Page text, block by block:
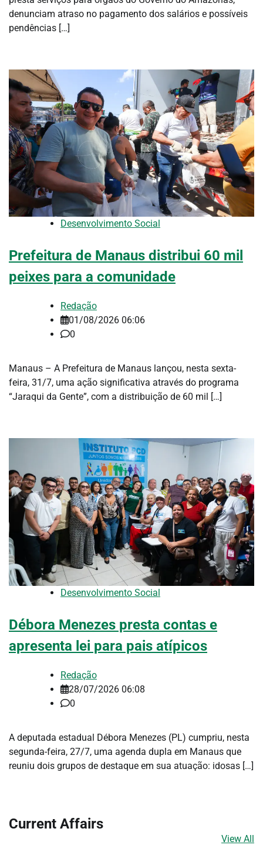
denunciam atraso no pagamento dos salários e possíveis
pendências […]
Desenvolvimento Social
Prefeitura de Manaus distribui 60 mil
peixes para a comunidade
Redação
01/08/2026 06:06
0
Manaus – A Prefeitura de Manaus lançou, nesta sexta-
feira, 31/7, uma ação significativa através do programa
“Jaraqui da Gente”, com a distribuição de 60 mil […]
Desenvolvimento Social
Débora Menezes presta contas e
apresenta lei para pais atípicos
Redação
28/07/2026 06:08
0
A deputada estadual Débora Menezes (PL) cumpriu, nesta
segunda-feira, 27/7, uma agenda dupla em Manaus que
reuniu dois grupos de destaque em sua atuação: idosas […]
Current Affairs
View All